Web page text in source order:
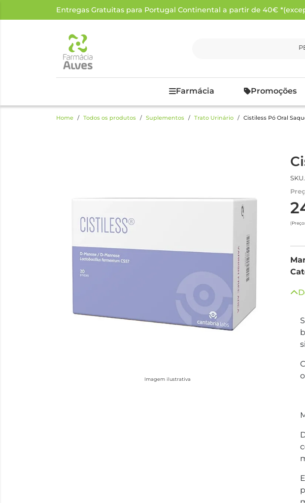
Entregas Gratuitas para Portugal Continental a partir de 40€
Farmácia Promoções
Home Todos os produtos Suplementos Trato Urinário Cistiless Pó Oral
Imagem ilustrativa